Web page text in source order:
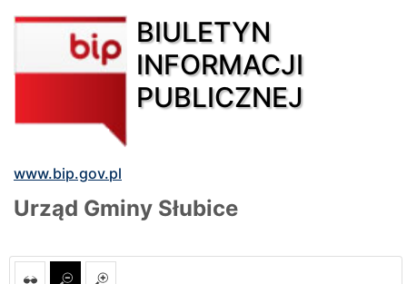
BIULETYN
INFORMACJI
PUBLICZNEJ
www.bip.gov.pl
Urząd Gminy Słubice